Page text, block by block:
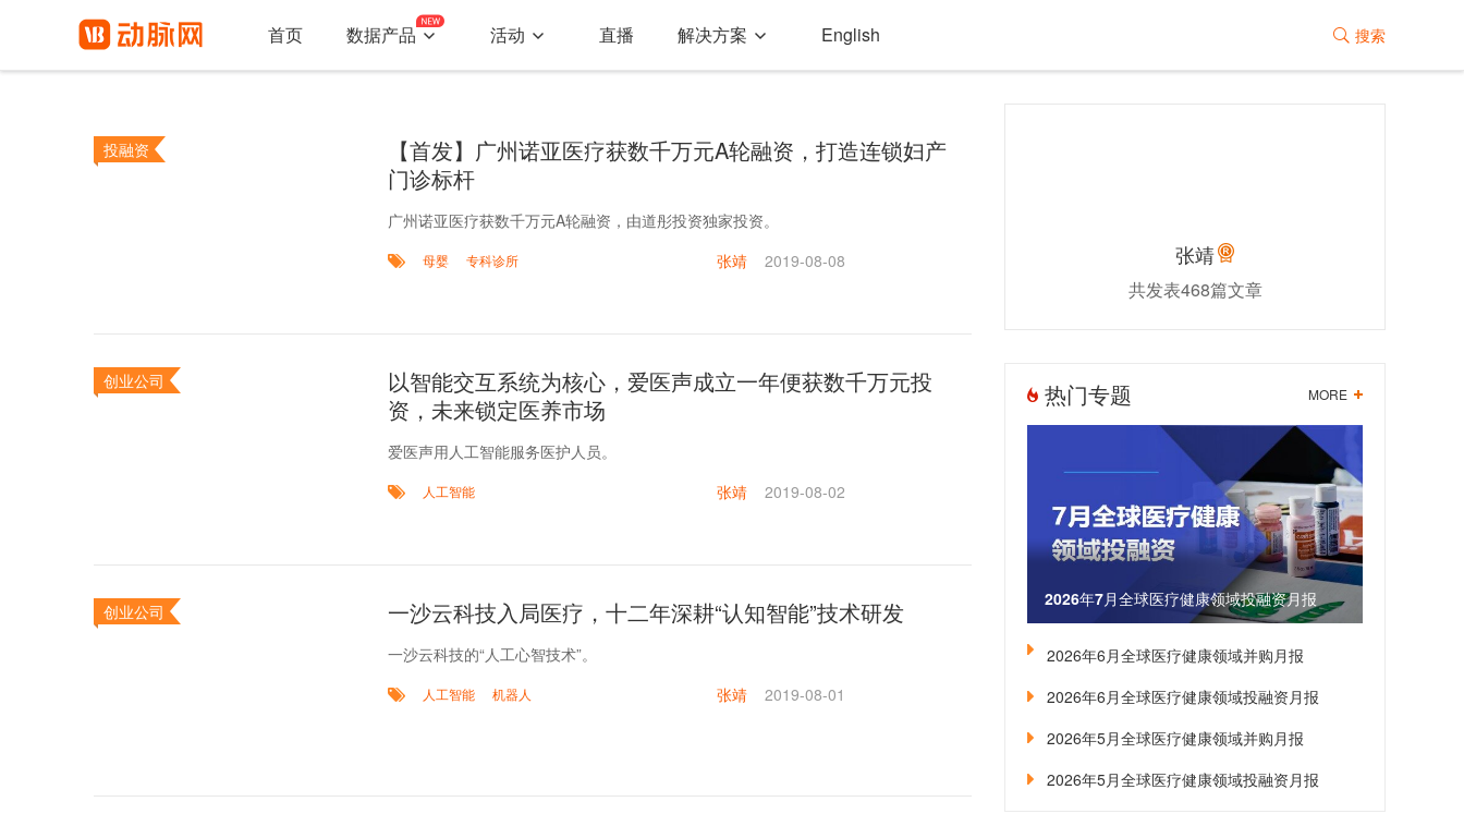
首页 数据产品 活动 直播 解决方案 English  搜索
投融资
【首发】广州诺亚医疗获数千万元A轮融资，打造连锁妇产
门诊标杆
广州诺亚医疗获数千万元A轮融资，由道彤投资独家投资。
母婴 专科诊所 张靖 2019-08-08
创业公司
以智能交互系统为核心，爱医声成立一年便获数千万元投
资，未来锁定医养市场
爱医声用人工智能服务医护人员。
人工智能 张靖 2019-08-02
创业公司 一沙云科技入局医疗，十二年深耕“认知智能”技术研发
一沙云科技的“人工心智技术”。
人工智能 机器人 张靖 2019-08-01
张靖
共发表468篇文章
热门专题 MORE
2026年7月全球医疗健康领域投融资月报
2026年6月全球医疗健康领域并购月报
2026年6月全球医疗健康领域投融资月报
2026年5月全球医疗健康领域并购月报
2026年5月全球医疗健康领域投融资月报